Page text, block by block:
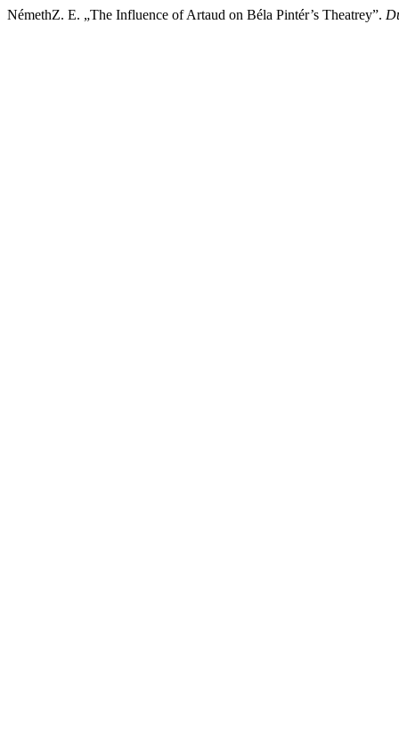
NémethZ. E. „The Influence of Artaud on Béla Pintér’s Theatrey”.